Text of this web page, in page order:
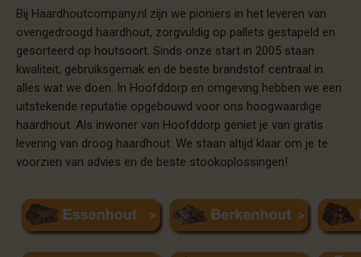
Bij Haardhoutcompany.nl zijn we pioniers in het leveren van
ovengedroogd haardhout, zorgvuldig op pallets gestapeld en
gesorteerd op houtsoort. Sinds onze start in 2005 staan
kwaliteit, gebruiksgemak en de beste brandstof centraal in
alles wat we doen. In Hoofddorp en omgeving hebben we een
uitstekende reputatie opgebouwd voor ons hoogwaardige
haardhout. Als inwoner van Hoofddorp geniet je van gratis
levering van droog haardhout. We staan altijd klaar om je te
voorzien van advies en de beste stookoplossingen!